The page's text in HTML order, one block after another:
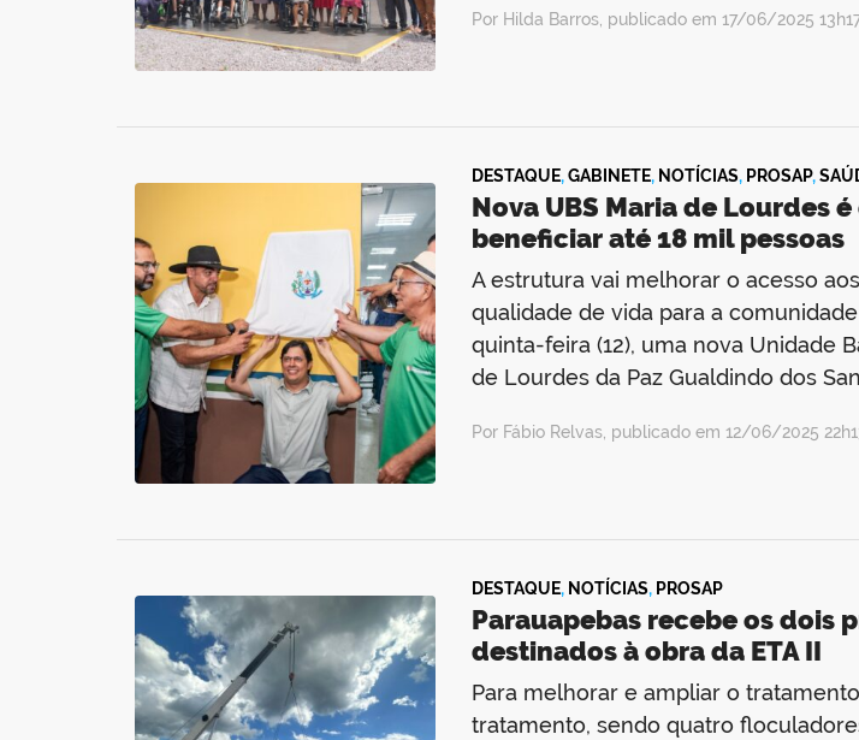
Por Hilda Barros, publicado em 17/06/2025
DESTAQUE,GABINETE, NOTÍCIAS, PROSAP,
Nova UBS Maria de Lourdes
beneficiar até 18 mil pessoas
A estrutura vai melhorar o acesso
qualidade de vida para a
quinta-feira (12), uma nova Unidade
de Lourdes da Paz Gualdindo dos
Por Fábio Relvas, publicado em 12/06/2025
DESTAQUE, NOTÍCIAS, PROSAP
Parauapebas recebe os dois
destinados à obra da ETA II
Para melhorar e ampliar o
tratamento, sendo quatro